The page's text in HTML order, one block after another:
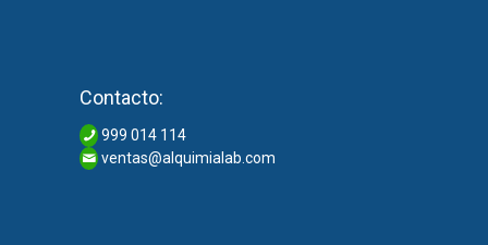
Contacto:
999 014 114
ventas@alquimialab.com